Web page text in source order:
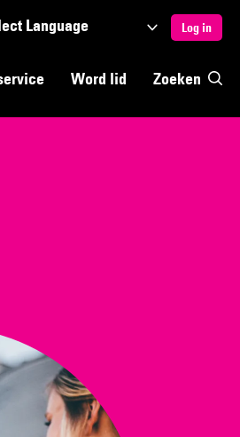
Word lid Zoeken
Log in